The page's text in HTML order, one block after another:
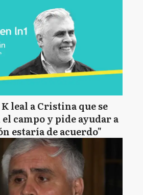
leal a Cristina que se
campo y pide ayudar a
estaría de acuerdo"